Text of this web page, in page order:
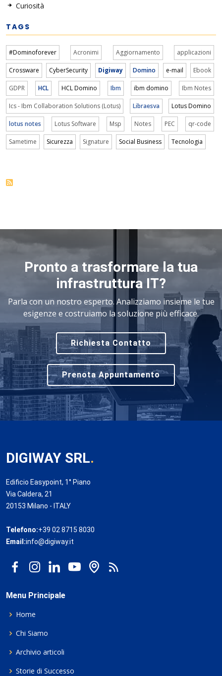
Curiosità
TAGS
#Dominoforever Acronimi Aggiornamento applicazioni
Crossware CyberSecurity Digiway Domino e-mail Ebook
GDPR HCL HCL Domino Ibm ibm domino Ibm Notes
Ics - Ibm Collaboration Solutions (Lotus) Libraesva Lotus Domino
lotus notes Lotus Software Msp Notes PEC qr-code
Sametime Sicurezza Signature Social Business Tecnologia
Pronto a trasformare la tua
infrastruttura IT?
Parla con un nostro esperto. Analizziamo insieme le tue
esigenze e costruiamo la soluzione più efficace.
Richiesta Contatto
Prenota Appuntamento
DIGIWAY SRL.
Edificio Easypoint, 1° Piano
Via Caldera, 21
20153 Milano - ITALY
Telefono:+39 02 8715 8030
Email:info@digiway.it
Menu Principale
Home
Chi Siamo
Archivio articoli
Storie di Successo